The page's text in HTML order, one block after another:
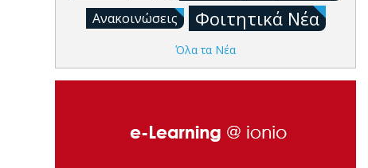
Ανακοινώσεις
Φοιτητικά Νέα
Όλα τα Νέα